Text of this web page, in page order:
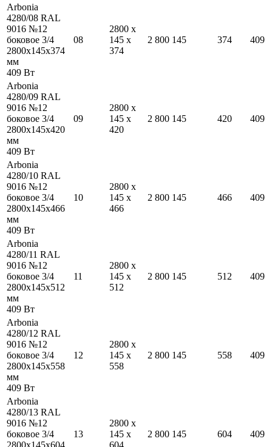
Arbonia
4280/08 RAL
9016 №12
боковое 3/4
2800x145x374
мм
409 Вт
08
2800 x
145 x
374
2 800 145 374 409
Arbonia
4280/09 RAL
9016 №12
боковое 3/4
2800x145x420
мм
409 Вт
09
2800 x
145 x
420
2 800 145 420 409
Arbonia
4280/10 RAL
9016 №12
боковое 3/4
2800x145x466
мм
409 Вт
10
2800 x
145 x
466
2 800 145 466 409
Arbonia
4280/11 RAL
9016 №12
боковое 3/4
2800x145x512
мм
409 Вт
11
2800 x
145 x
512
2 800 145 512 409
Arbonia
4280/12 RAL
9016 №12
боковое 3/4
2800x145x558
мм
409 Вт
12
2800 x
145 x
558
2 800 145 558 409
Arbonia
4280/13 RAL
9016 №12
боковое 3/4
13
2800 x
145 x
2 800 145 604 409